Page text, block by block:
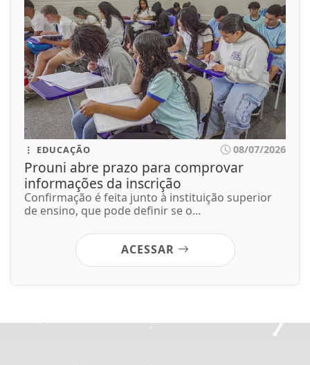
EDUCAÇÃO 08/07/2026
Prouni abre prazo para comprovar
informações da inscrição
Confirmação é feita junto à instituição superior
de ensino, que pode definir se o...
ACESSAR